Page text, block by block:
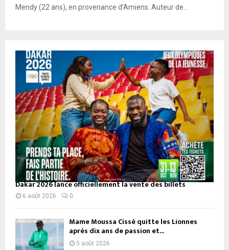
Mendy (22 ans), en provenance d’Amiens. Auteur de...
Dakar 2026 lance officiellement la vente des billets
6 août 2026 0
Mame Moussa Cissé quitte les Lionnes
après dix ans de passion et...
5 août 2026